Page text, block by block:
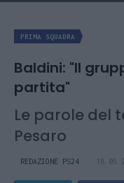
PRIMA SQUADRA
Baldini: "Il
partita"
Le parole del
Pesaro
REDAZIONE PS24